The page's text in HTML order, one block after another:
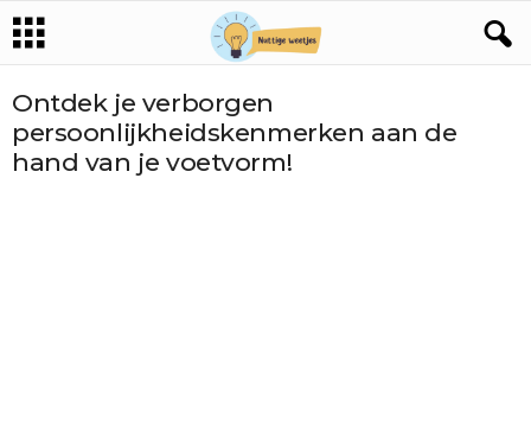
Ontdek je verborgen
persoonlijkheidskenmerken aan de
hand van je voetvorm!